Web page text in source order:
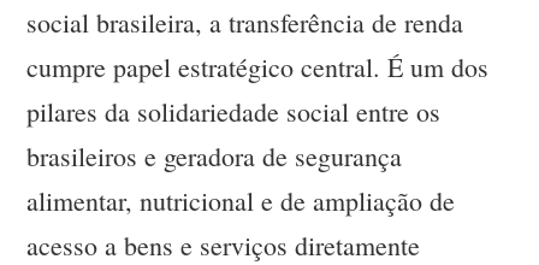
social brasileira, a transferência de renda
cumpre papel estratégico central. É um dos
pilares da solidariedade social entre os
brasileiros e geradora de segurança
alimentar, nutricional e de ampliação de
acesso a bens e serviços diretamente